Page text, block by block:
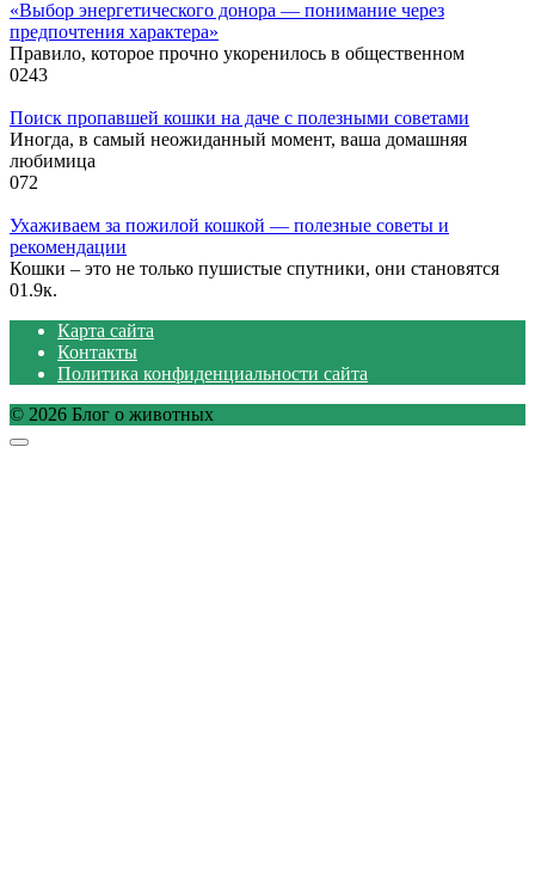
«Выбор энергетического донора — понимание через
предпочтения характера»
Правило, которое прочно укоренилось в общественном
0243
Поиск пропавшей кошки на даче с полезными советами
Иногда, в самый неожиданный момент, ваша домашняя
любимица
072
Ухаживаем за пожилой кошкой — полезные советы и
рекомендации
Кошки – это не только пушистые спутники, они становятся
01.9к.
Карта сайта
Контакты
Политика конфиденциальности сайта
© 2026 Блог о животных